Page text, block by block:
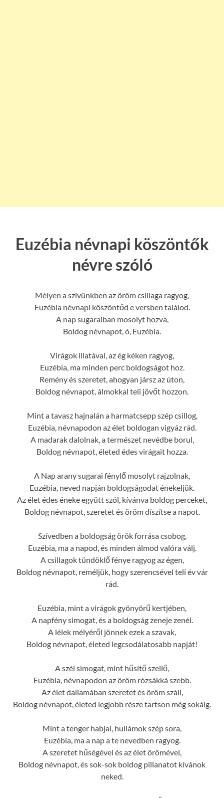
Euzébia névnapi köszöntők
névre szóló
Mélyen a szívünkben az öröm csillaga ragyog,
Euzébia névnapi köszöntőd e versben találod.
A nap sugaraiban mosolyt hozva,
Boldog névnapot, ó, Euzébia.
Virágok illatával, az ég kéken ragyog,
Euzébia, ma minden perc boldogságot hoz.
Remény és szeretet, ahogyan jársz az úton,
Boldog névnapot, álmokkal teli jövőt hozzon.
Mint a tavasz hajnalán a harmatcsepp szép csillog,
Euzébia, névnapodon az élet boldogan vigyáz rád.
A madarak dalolnak, a természet nevédbe borul,
Boldog névnapot, életed édes virágait hozza.
A Nap arany sugarai fénylő mosolyt rajzolnak,
Euzébia, neved napján boldogságodat énekeljük.
Az élet édes éneke együtt szól, kívánva boldog perceket,
Boldog névnapot, szeretet és öröm díszítse a napot.
Szívedben a boldogság örök forrása csobog,
Euzébia, ma a napod, és minden álmod valóra válj.
A csillagok tündöklő fénye ragyog az égen,
Boldog névnapot, reméljük, hogy szerencsével teli év vár
rád.
Euzébia, mint a virágok gyönyörű kertjében,
A napfény simogat, és a boldogság zeneje zenél.
A lélek mélyéről jönnek ezek a szavak,
Boldog névnapot, életed legcsodálatosabb napját!
A szél simogat, mint hűsítő szellő,
Euzébia, névnapodon az öröm rózsákká szebb.
Az élet dallamában szeretet és öröm száll,
Boldog névnapot, életed legjobb része tartson még sokáig.
Mint a tenger habjai, hullámok szép sora,
Euzébia, ma a nap a te nevedben ragyog.
A szeretet hűségével és az élet örömével,
Boldog névnapot, és sok-sok boldog pillanatot kívánok
neked.